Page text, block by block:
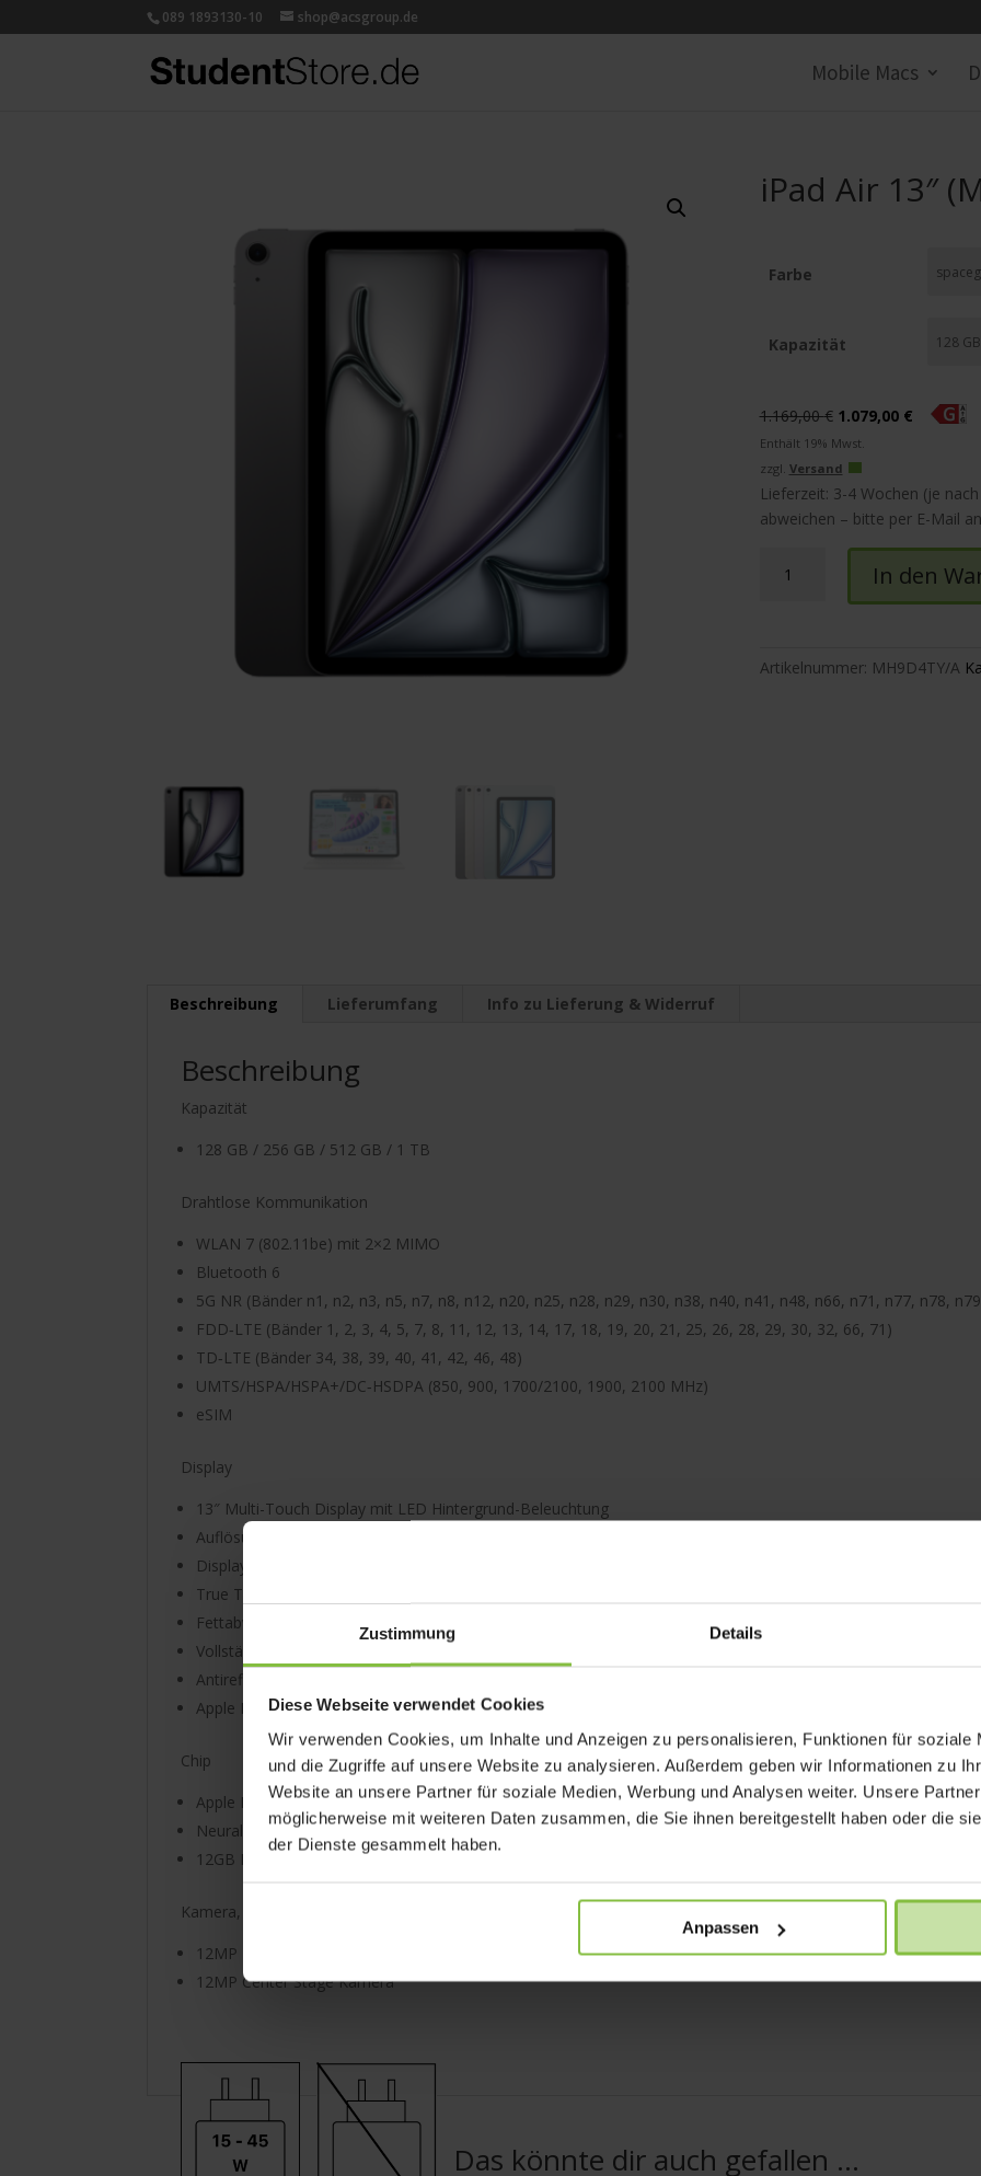
Zustimmung Details
Diese Webseite verwendet Cookies
Wir verwenden Cookies, um Inhalte und Anzeigen zu personalisieren, Funktionen für soziale
und die Zugriffe auf unsere Website zu analysieren. Außerdem geben wir Informationen zu
Website an unsere Partner für soziale Medien, Werbung und Analysen weiter. Unsere
möglicherweise mit weiteren Daten zusammen, die Sie ihnen bereitgestellt haben oder die
der Dienste gesammelt haben.
Anpassen
089 1893130-10 shop@acsgroup.de
Mobile Macs
iPad Air 13″
Farbe
Kapazität
1.169,00€ Ursprünglicher
Preis
war:
1.169,00 €
1.079,00 €Aktueller
1.079,00
Enthält 19% Mwst.
zzgl. Versand
Lieferzeit: 3-4 Wochen (je
abweichen – bitte per E-Mail
Wi-
In den
Artikelnummer: MH9D4TY/A
Beschreibung Lieferumfang Info zu Lieferung & Widerruf
Beschreibung
Kapazität
128 GB / 256 GB / 512 GB / 1 TB
Drahtlose Kommunikation
WLAN 7 (802.11be) mit 2×2 MIMO
Bluetooth 6
5G NR (Bänder n1, n2, n3, n5, n7, n8, n12, n20, n25, n28, n29, n30, n38, n40, n41, n48, n66, n71, n77, n78,
FDD‑LTE (Bänder 1, 2, 3, 4, 5, 7, 8, 11, 12, 13, 14, 17, 18, 19, 20, 21, 25, 26, 28, 29, 30, 32, 66, 71)
TD‑LTE (Bänder 34, 38, 39, 40, 41, 42, 46, 48)
UMTS/HSPA/HSPA+/DC‑HSDPA (850, 900, 1700/2100, 1900, 2100 MHz)
eSIM
Display
13″ Multi-Touch Display mit LED Hintergrund-Beleuchtung
Auflösung von 2732 x 2048 Pixeln bei 264 ppi
Display mit großem Farbraum (P3)
True Tone Display
Fettabweisende Beschichtung
Vollständig laminiertes Display
Antireflex-Beschichtung
Apple Pencil Schwebefunktion
Chip
Apple M4 Chip 8-Core CPU 9-Core Grafik
Neural Engine
12GB RAM
Kamera, Fotos, Videoaufnahme:
12MP Kamera für Fotos und 4K Videoaufnahme mit 60 fps
12MP Center Stage Kamera
Das könnte dir auch gefallen …